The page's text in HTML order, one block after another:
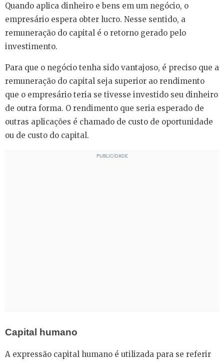
Quando aplica dinheiro e bens em um negócio, o
empresário espera obter lucro. Nesse sentido, a
remuneração do capital é o retorno gerado pelo
investimento.
Para que o negócio tenha sido vantajoso, é preciso que a
remuneração do capital seja superior ao rendimento
que o empresário teria se tivesse investido seu dinheiro
de outra forma. O rendimento que seria esperado de
outras aplicações é chamado de custo de oportunidade
ou de custo do capital.
Capital humano
A expressão capital humano é utilizada para se referir